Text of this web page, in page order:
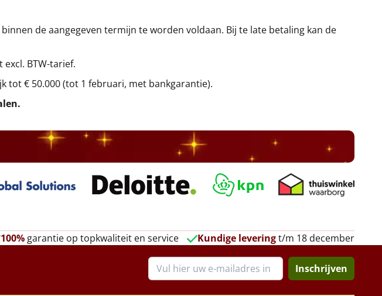
de aangegeven termijn te worden voldaan. Bij te late betaling kan de
BTW-tarief.
tot € 50.000 (tot 1 februari, met bankgarantie).
.
100%garantie op topkwaliteit en service Kundige leveringt/m 18 december
Inschrijven